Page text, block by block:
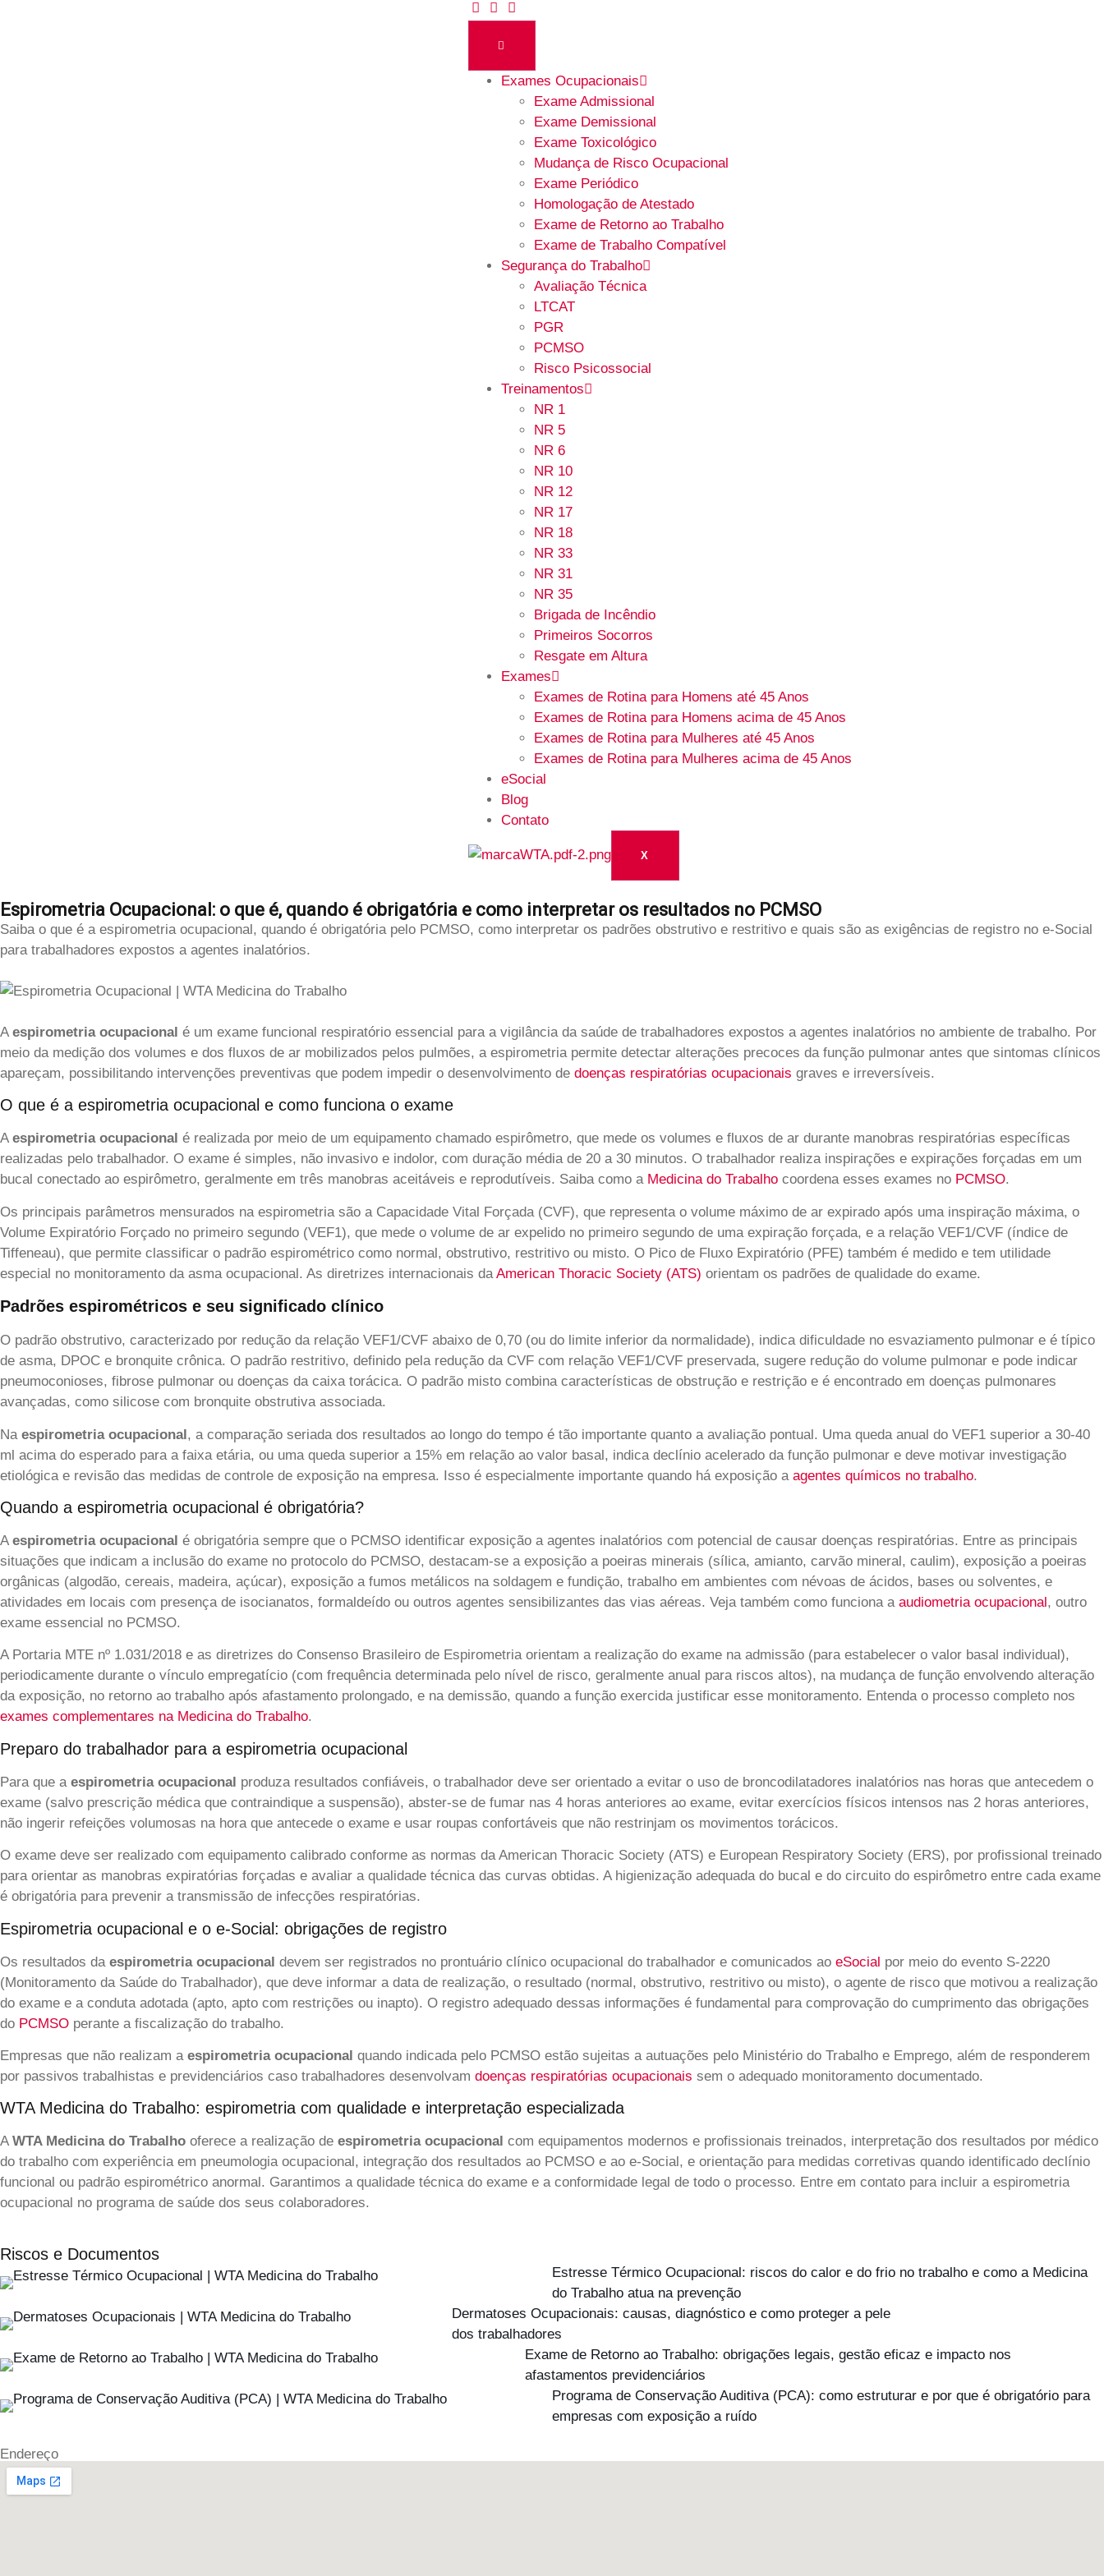
Exames Ocupacionais
Exame Admissional
Exame Demissional
Exame Toxicológico
Mudança de Risco Ocupacional
Exame Periódico
Homologação de Atestado
Exame de Retorno ao Trabalho
Exame de Trabalho Compatível
Segurança do Trabalho
Avaliação Técnica
LTCAT
PGR
PCMSO
Risco Psicossocial
Treinamentos
NR 1
NR 5
NR 6
NR 10
NR 12
NR 17
NR 18
NR 33
NR 31
NR 35
Brigada de Incêndio
Primeiros Socorros
Resgate em Altura
Exames
Exames de Rotina para Homens até 45 Anos
Exames de Rotina para Homens acima de 45 Anos
Exames de Rotina para Mulheres até 45 Anos
Exames de Rotina para Mulheres acima de 45 Anos
eSocial
Blog
Contato
X
Espirometria Ocupacional: o que é, quando é obrigatória e como interpretar os resultados no PCMSO
Saiba o que é a espirometria ocupacional, quando é obrigatória pelo PCMSO, como interpretar os padrões obstrutivo e restritivo e quais são as exigências de registro no e-Social
para trabalhadores expostos a agentes inalatórios.
A espirometria ocupacional é um exame funcional respiratório essencial para a vigilância da saúde de trabalhadores expostos a agentes inalatórios no ambiente de trabalho. Por
meio da medição dos volumes e dos fluxos de ar mobilizados pelos pulmões, a espirometria permite detectar alterações precoces da função pulmonar antes que sintomas clínicos
apareçam, possibilitando intervenções preventivas que podem impedir o desenvolvimento de doenças respiratórias ocupacionais graves e irreversíveis.
O que é a espirometria ocupacional e como funciona o exame
A espirometria ocupacional é realizada por meio de um equipamento chamado espirômetro, que mede os volumes e fluxos de ar durante manobras respiratórias específicas
realizadas pelo trabalhador. O exame é simples, não invasivo e indolor, com duração média de 20 a 30 minutos. O trabalhador realiza inspirações e expirações forçadas em um
bucal conectado ao espirômetro, geralmente em três manobras aceitáveis e reprodutíveis. Saiba como a Medicina do Trabalho coordena esses exames no PCMSO.
Os principais parâmetros mensurados na espirometria são a Capacidade Vital Forçada (CVF), que representa o volume máximo de ar expirado após uma inspiração máxima, o
Volume Expiratório Forçado no primeiro segundo (VEF1), que mede o volume de ar expelido no primeiro segundo de uma expiração forçada, e a relação VEF1/CVF (índice de
Tiffeneau), que permite classificar o padrão espirométrico como normal, obstrutivo, restritivo ou misto. O Pico de Fluxo Expiratório (PFE) também é medido e tem utilidade
especial no monitoramento da asma ocupacional. As diretrizes internacionais da American Thoracic Society (ATS) orientam os padrões de qualidade do exame.
Padrões espirométricos e seu significado clínico
O padrão obstrutivo, caracterizado por redução da relação VEF1/CVF abaixo de 0,70 (ou do limite inferior da normalidade), indica dificuldade no esvaziamento pulmonar e é típico
de asma, DPOC e bronquite crônica. O padrão restritivo, definido pela redução da CVF com relação VEF1/CVF preservada, sugere redução do volume pulmonar e pode indicar
pneumoconioses, fibrose pulmonar ou doenças da caixa torácica. O padrão misto combina características de obstrução e restrição e é encontrado em doenças pulmonares
avançadas, como silicose com bronquite obstrutiva associada.
Na espirometria ocupacional, a comparação seriada dos resultados ao longo do tempo é tão importante quanto a avaliação pontual. Uma queda anual do VEF1 superior a 30-40
ml acima do esperado para a faixa etária, ou uma queda superior a 15% em relação ao valor basal, indica declínio acelerado da função pulmonar e deve motivar investigação
etiológica e revisão das medidas de controle de exposição na empresa. Isso é especialmente importante quando há exposição a agentes químicos no trabalho.
Quando a espirometria ocupacional é obrigatória?
A espirometria ocupacional é obrigatória sempre que o PCMSO identificar exposição a agentes inalatórios com potencial de causar doenças respiratórias. Entre as principais
situações que indicam a inclusão do exame no protocolo do PCMSO, destacam-se a exposição a poeiras minerais (sílica, amianto, carvão mineral, caulim), exposição a poeiras
orgânicas (algodão, cereais, madeira, açúcar), exposição a fumos metálicos na soldagem e fundição, trabalho em ambientes com névoas de ácidos, bases ou solventes, e
atividades em locais com presença de isocianatos, formaldeído ou outros agentes sensibilizantes das vias aéreas. Veja também como funciona a audiometria ocupacional, outro
exame essencial no PCMSO.
A Portaria MTE nº 1.031/2018 e as diretrizes do Consenso Brasileiro de Espirometria orientam a realização do exame na admissão (para estabelecer o valor basal individual),
periodicamente durante o vínculo empregatício (com frequência determinada pelo nível de risco, geralmente anual para riscos altos), na mudança de função envolvendo alteração
da exposição, no retorno ao trabalho após afastamento prolongado, e na demissão, quando a função exercida justificar esse monitoramento. Entenda o processo completo nos
exames complementares na Medicina do Trabalho.
Preparo do trabalhador para a espirometria ocupacional
Para que a espirometria ocupacional produza resultados confiáveis, o trabalhador deve ser orientado a evitar o uso de broncodilatadores inalatórios nas horas que antecedem o
exame (salvo prescrição médica que contraindique a suspensão), abster-se de fumar nas 4 horas anteriores ao exame, evitar exercícios físicos intensos nas 2 horas anteriores,
não ingerir refeições volumosas na hora que antecede o exame e usar roupas confortáveis que não restrinjam os movimentos torácicos.
O exame deve ser realizado com equipamento calibrado conforme as normas da American Thoracic Society (ATS) e European Respiratory Society (ERS), por profissional treinado
para orientar as manobras expiratórias forçadas e avaliar a qualidade técnica das curvas obtidas. A higienização adequada do bucal e do circuito do espirômetro entre cada exame
é obrigatória para prevenir a transmissão de infecções respiratórias.
Espirometria ocupacional e o e-Social: obrigações de registro
Os resultados da espirometria ocupacional devem ser registrados no prontuário clínico ocupacional do trabalhador e comunicados ao eSocial por meio do evento S-2220
(Monitoramento da Saúde do Trabalhador), que deve informar a data de realização, o resultado (normal, obstrutivo, restritivo ou misto), o agente de risco que motivou a realização
do exame e a conduta adotada (apto, apto com restrições ou inapto). O registro adequado dessas informações é fundamental para comprovação do cumprimento das obrigações
do PCMSO perante a fiscalização do trabalho.
Empresas que não realizam a espirometria ocupacional quando indicada pelo PCMSO estão sujeitas a autuações pelo Ministério do Trabalho e Emprego, além de responderem
por passivos trabalhistas e previdenciários caso trabalhadores desenvolvam doenças respiratórias ocupacionais sem o adequado monitoramento documentado.
WTA Medicina do Trabalho: espirometria com qualidade e interpretação especializada
A WTA Medicina do Trabalho oferece a realização de espirometria ocupacional com equipamentos modernos e profissionais treinados, interpretação dos resultados por médico
do trabalho com experiência em pneumologia ocupacional, integração dos resultados ao PCMSO e ao e-Social, e orientação para medidas corretivas quando identificado declínio
funcional ou padrão espirométrico anormal. Garantimos a qualidade técnica do exame e a conformidade legal de todo o processo. Entre em contato para incluir a espirometria
ocupacional no programa de saúde dos seus colaboradores.
Riscos e Documentos
Estresse Térmico Ocupacional: riscos do calor e do frio no trabalho e como a Medicina
do Trabalho atua na prevenção
Dermatoses Ocupacionais: causas, diagnóstico e como proteger a pele
dos trabalhadores
Exame de Retorno ao Trabalho: obrigações legais, gestão eficaz e impacto nos
afastamentos previdenciários
Programa de Conservação Auditiva (PCA): como estruturar e por que é obrigatório para
empresas com exposição a ruído
Endereço